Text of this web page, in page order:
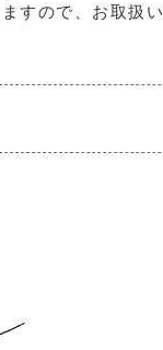
すので、お取扱